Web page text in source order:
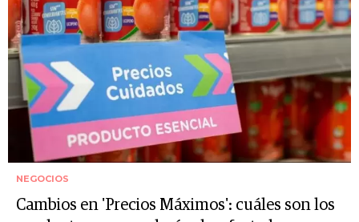
NEGOCIOS
Cambios en 'Precios Máximos': cuáles son los